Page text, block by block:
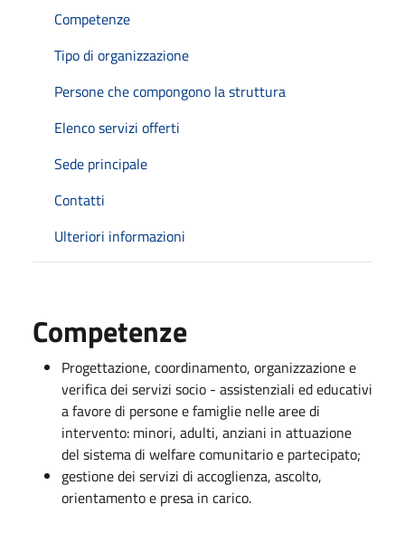
Competenze
Tipo di organizzazione
Persone che compongono la struttura
Elenco servizi offerti
Sede principale
Contatti
Ulteriori informazioni
Competenze
Progettazione, coordinamento, organizzazione e
verifica dei servizi socio - assistenziali ed educativi
a favore di persone e famiglie nelle aree di
intervento: minori, adulti, anziani in attuazione
del sistema di welfare comunitario e partecipato;
gestione dei servizi di accoglienza, ascolto,
orientamento e presa in carico.